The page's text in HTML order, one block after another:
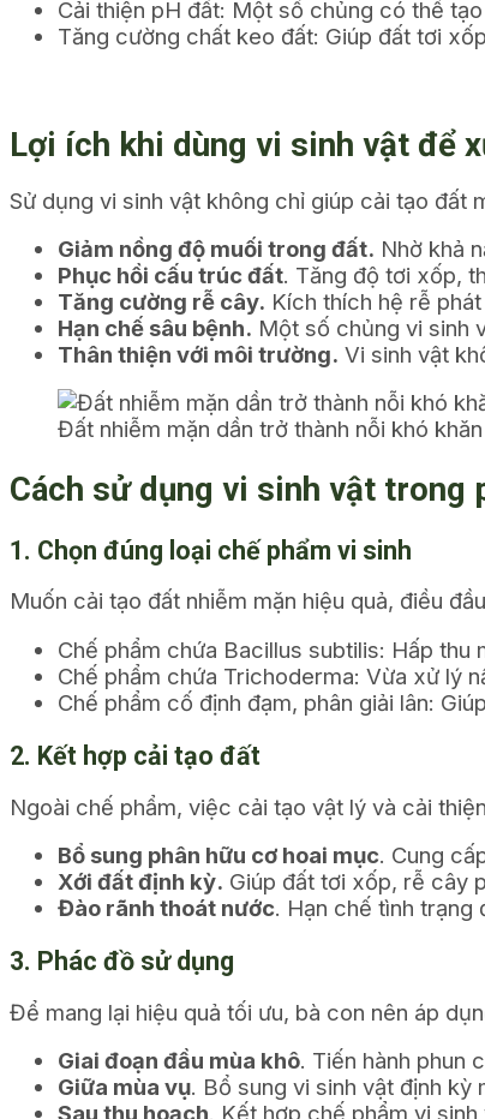
Cải thiện pH đất: Một số chủng có thể
Tăng cường chất keo đất: Giúp đất tơi
Lợi ích khi dùng vi sinh vật để
Sử dụng vi sinh vật không chỉ giúp cải tạo đất
Giảm nồng độ muối trong đất. Nhờ khả
Phục hồi cấu trúc đất. Tăng độ tơi xốp,
Tăng cường rễ cây. Kích thích hệ rễ
Hạn chế sâu bệnh. Một số chủng vi sinh
Thân thiện với môi trường. Vi sinh vật
Đất nhiễm mặn dần trở thành nỗi khó
Cách sử dụng vi sinh vật trong
1. Chọn đúng loại chế phẩm vi sinh
Muốn cải tạo đất nhiễm mặn hiệu quả, điều
Chế phẩm chứa Bacillus subtilis: Hấp thu
Chế phẩm chứa Trichoderma: Vừa xử lý
Chế phẩm cố định đạm, phân giải lân:
2. Kết hợp cải tạo đất
Ngoài chế phẩm, việc cải tạo vật lý và cải
Bổ sung phân hữu cơ hoai mục. Cung
Xới đất định kỳ. Giúp đất tơi xốp, rễ cây
Đào rãnh thoát nước. Hạn chế tình trạng
3. Phác đồ sử dụng
Để mang lại hiệu quả tối ưu, bà con nên áp
Giai đoạn đầu mùa khô. Tiến hành phun
Giữa mùa vụ. Bổ sung vi sinh vật định kỳ
Sau thu hoạch. Kết hợp chế phẩm vi